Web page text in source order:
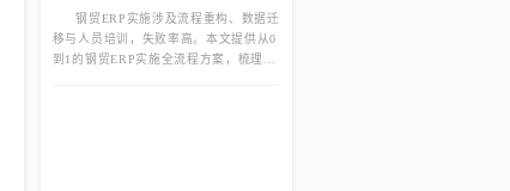
钢贸ERP实施涉及流程重构、数据迁
移与人员培训，失败率高。本文提供从0
到1的钢贸ERP实施全流程方案，梳理需